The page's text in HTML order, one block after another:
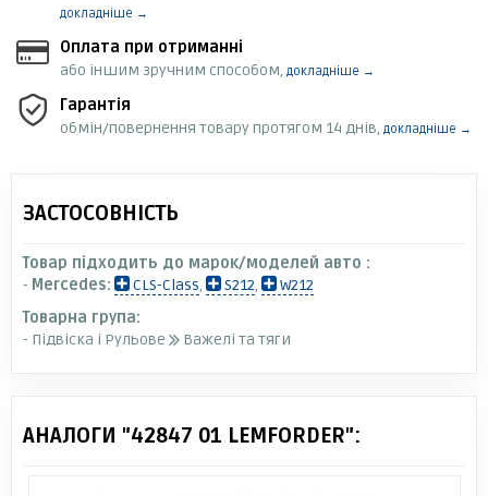
докладніше →
Оплата при отриманні
або іншим зручним способом, докладніше →
Гарантія
обмін/повернення товару протягом 14 днів, докладніше →
ЗАСТОСОВНІСТЬ
Товар підходить до марок/моделей авто :
- Mercedes: CLS-Class, S212,
W212
Товарна група:
- Підвіска і Рульове
Важелі та тяги
АНАЛОГИ "42847 01 LEMFORDER":